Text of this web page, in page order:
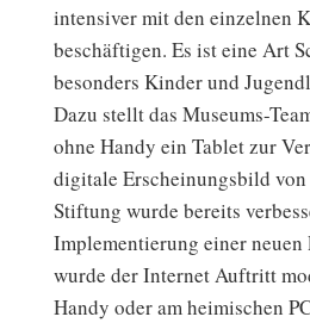
intensiver mit den einzelnen
beschäftigen. Es ist eine Art
besonders Kinder und
Dazu stellt das Museums-
ohne Handy ein Tablet zur
digitale Erscheinungsbild
Stiftung wurde bereits
Implementierung einer neuen
wurde der Internet Auftritt
Handy oder am heimischen